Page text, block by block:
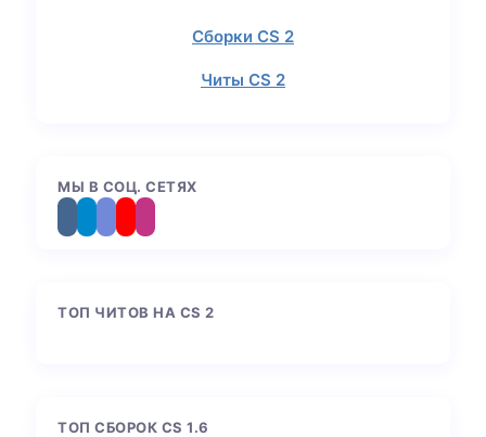
Сборки CS 2
Читы CS 2
МЫ В СОЦ. СЕТЯХ
ТОП ЧИТОВ НА CS 2
ТОП СБОРОК CS 1.6